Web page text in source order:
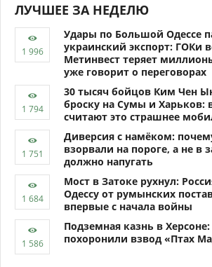
ЛУЧШЕЕ ЗА НЕДЕЛЮ
Удары по Большой Одессе
украинский экспорт: ГОКи
Метинвест теряет
уже говорит о переговорах
30 тысяч бойцов Ким Чен
броску на Сумы и Харьков:
считают это страшнее
Диверсия с намёком:
взорвали на пороге, а не в
должно напугать
Мост в Затоке рухнул:
Одессу от румынских
впервые с начала войны
Подземная казнь в
похоронили взвод «Птах